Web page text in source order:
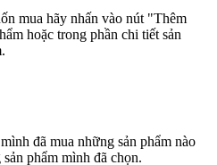
mua hãy nhấn vào nút "Thêm
hoặc trong phần chi tiết sản
đã mua những sản phẩm nào
phẩm mình đã chọn.